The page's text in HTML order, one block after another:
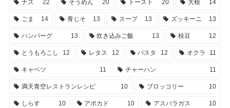
ナス 22 そうめん 20 トースト 20 大根 14
ごま 14 青じそ 13 スープ 13 ズッキーニ 13
ハンバーグ 13 炊き込みご飯 13 枝豆 12
とうもろこし 12 レタス 12 パスタ 12 オクラ 11
キャベツ 11 チャーハン 11
満天青空レストランレシピ 10 ブロッコリー 10
しらす 10 アボカド 10 アスパラガス 10